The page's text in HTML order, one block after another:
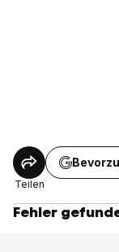
Teilen
Fehler